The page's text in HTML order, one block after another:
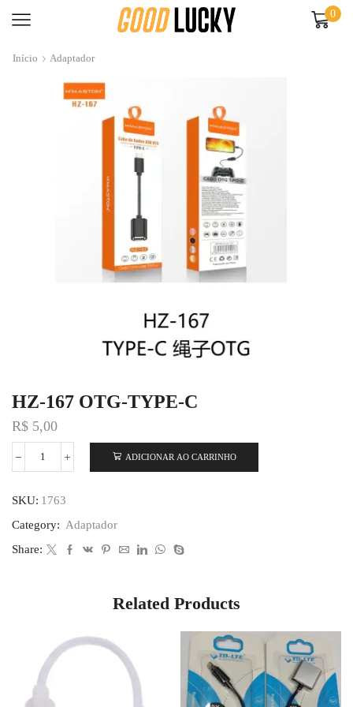
0
Início Adaptador
HZ-167 OTG-TYPE-C
R$ 5,00
ADICIONAR AO CARRINHO
SKU: 1763
Category: Adaptador
Share:
Related Products